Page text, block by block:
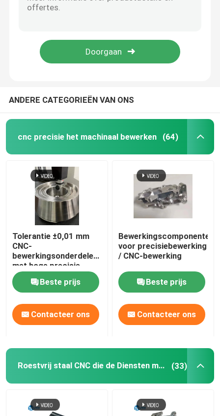
Roestvrij staal CNC die de Diensten machinaal
titaniumcnc het machinaal bewerken
plaatbewerkingsdienst
CNC de Malendienst
5 Axis CNC-bewerking
de plastic injectie het vormen dienst
CNC de Draaiende Dienst
Vacuüm Giet Rapid Prototyping
Aangepaste 3D-afdrukservices
ANDERE CATEGORIEËN VAN ONS
cnc precisie het machinaal bewerken (64)
Tolerantie ±0,01 mm
CNC-
bewerkingsonderdelen
met hoge precisie
Beste prijs
Contacteer ons
Bewerkingscomponenten
voor precisiebewerking
/ CNC-bewerking
Beste prijs
Contacteer ons
Roestvrij staal CNC die de Diensten machinaal bewerken (33)